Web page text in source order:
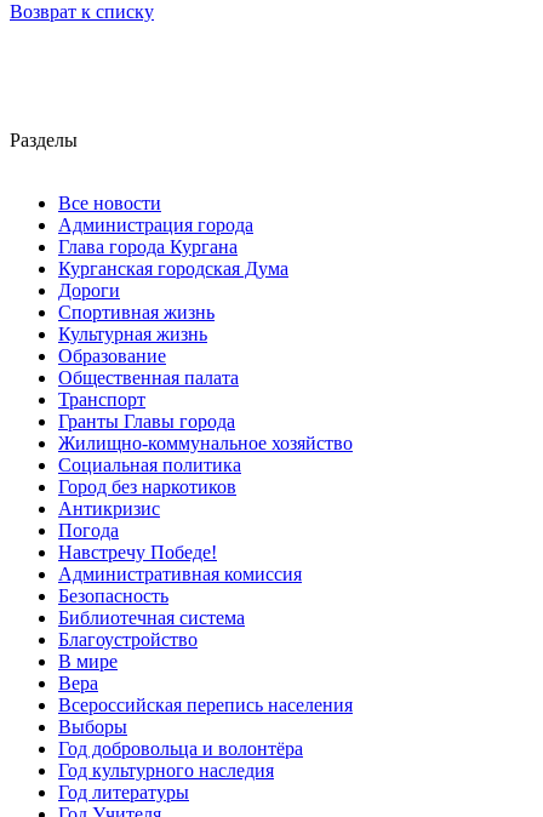
Возврат к списку
Разделы
Все новости
Администрация города
Глава города Кургана
Курганская городская Дума
Дороги
Спортивная жизнь
Культурная жизнь
Образование
Общественная палата
Транспорт
Гранты Главы города
Жилищно-коммунальное хозяйство
Социальная политика
Город без наркотиков
Антикризис
Погода
Навстречу Победе!
Административная комиссия
Безопасность
Библиотечная система
Благоустройство
В мире
Вера
Всероссийская перепись населения
Выборы
Год добровольца и волонтёра
Год культурного наследия
Год литературы